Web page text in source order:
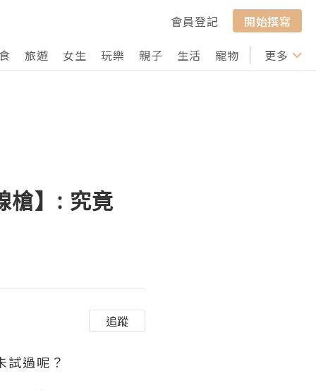
會員登記
開始撰寫
旅遊 女生 玩樂 親子 生活 寵物 行山 打卡
更多
槍】: 究竟
追蹤
過呢？